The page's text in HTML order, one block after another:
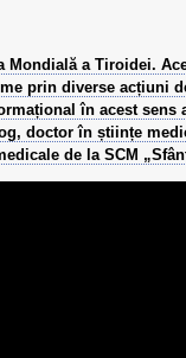
Mondială a Tiroidei.
prin diverse acțiuni
în acest sens
doctor în științe
de la SCM